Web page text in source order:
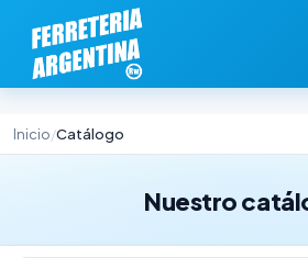
Inicio/Catálogo
Nuestro